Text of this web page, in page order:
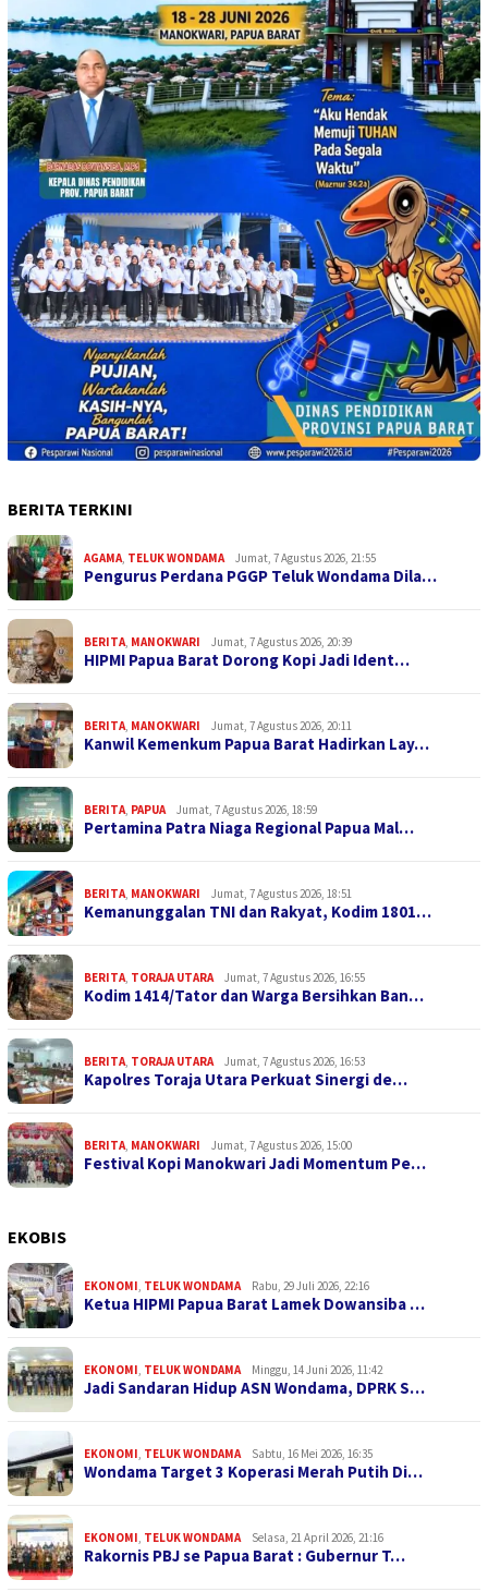
BERITA TERKINI
AGAMA, TELUK WONDAMA Jumat, 7 Agustus 2026, 21:55
Pengurus Perdana PGGP Teluk Wondama Dila…
BERITA, MANOKWARI Jumat, 7 Agustus 2026, 20:39
HIPMI Papua Barat Dorong Kopi Jadi Ident…
BERITA, MANOKWARI Jumat, 7 Agustus 2026, 20:11
Kanwil Kemenkum Papua Barat Hadirkan Lay…
BERITA, PAPUA Jumat, 7 Agustus 2026, 18:59
Pertamina Patra Niaga Regional Papua Mal…
BERITA, MANOKWARI Jumat, 7 Agustus 2026, 18:51
Kemanunggalan TNI dan Rakyat, Kodim 1801…
BERITA, TORAJA UTARA Jumat, 7 Agustus 2026, 16:55
Kodim 1414/Tator dan Warga Bersihkan Ban…
BERITA, TORAJA UTARA Jumat, 7 Agustus 2026, 16:53
Kapolres Toraja Utara Perkuat Sinergi de…
BERITA, MANOKWARI Jumat, 7 Agustus 2026, 15:00
Festival Kopi Manokwari Jadi Momentum Pe…
EKOBIS
EKONOMI, TELUK WONDAMA Rabu, 29 Juli 2026, 22:16
Ketua HIPMI Papua Barat Lamek Dowansiba …
EKONOMI, TELUK WONDAMA Minggu, 14 Juni 2026, 11:42
Jadi Sandaran Hidup ASN Wondama, DPRK S…
EKONOMI, TELUK WONDAMA Sabtu, 16 Mei 2026, 16:35
Wondama Target 3 Koperasi Merah Putih Di…
EKONOMI, TELUK WONDAMA Selasa, 21 April 2026, 21:16
Rakornis PBJ se Papua Barat : Gubernur T…